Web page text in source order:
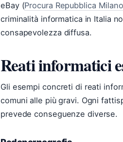
eBay (Procura Repubblica
criminalità informatica in Italia
consapevolezza diffusa.
Reati informatici
Gli esempi concreti di reati
comuni alle più gravi. Ogni
prevede conseguenze diverse.